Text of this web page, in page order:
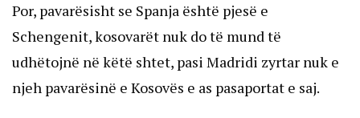
Por, pavarësisht se Spanja është pjesë e
Schengenit, kosovarët nuk do të mund të
udhëtojnë në këtë shtet, pasi Madridi zyrtar nuk e
njeh pavarësinë e Kosovës e as pasaportat e saj.